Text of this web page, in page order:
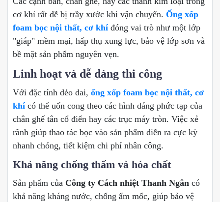
cơ khí rất dễ bị trầy xước khi vận chuyển. Ống xốp
foam bọc nội thất, cơ khíđóng vai trò như một lớp
"giáp" mềm mại, hấp thụ xung lực, bảo vệ lớp sơn và
bề mặt sản phẩm nguyên vẹn.
Linh hoạt và dễ dàng thi công
Với đặc tính dẻo dai, ống xốp foam bọc nội thất, cơ
khí có thể uốn cong theo các hình dáng phức tạp của
chân ghế tân cổ điển hay các trục máy tròn. Việc xẻ
rãnh giúp thao tác bọc vào sản phẩm diễn ra cực kỳ
nhanh chóng, tiết kiệm chi phí nhân công.
Khả năng chống thấm và hóa chất
Sản phẩm của Công ty Cách nhiệt Thanh Ngân có
khả năng kháng nước, chống ẩm mốc, giúp bảo vệ